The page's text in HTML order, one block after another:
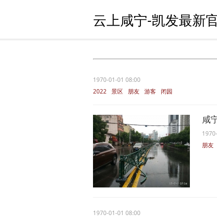
云上咸宁-凯发最新
1970-01-01 08:00
2022 景区 朋友 游客 闭园
咸
朋友
1970-01-01 08:00